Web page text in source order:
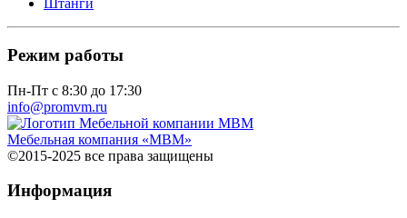
Штанги
Режим работы
Пн-Пт с 8:30 до 17:30
info@promvm.ru
Мебельная компания «МВМ»
©2015-2025 все права защищены
Информация